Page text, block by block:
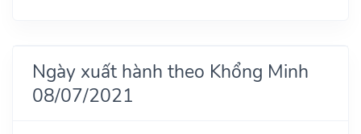
Ngày xuất hành theo Khổng Minh
08/07/2021